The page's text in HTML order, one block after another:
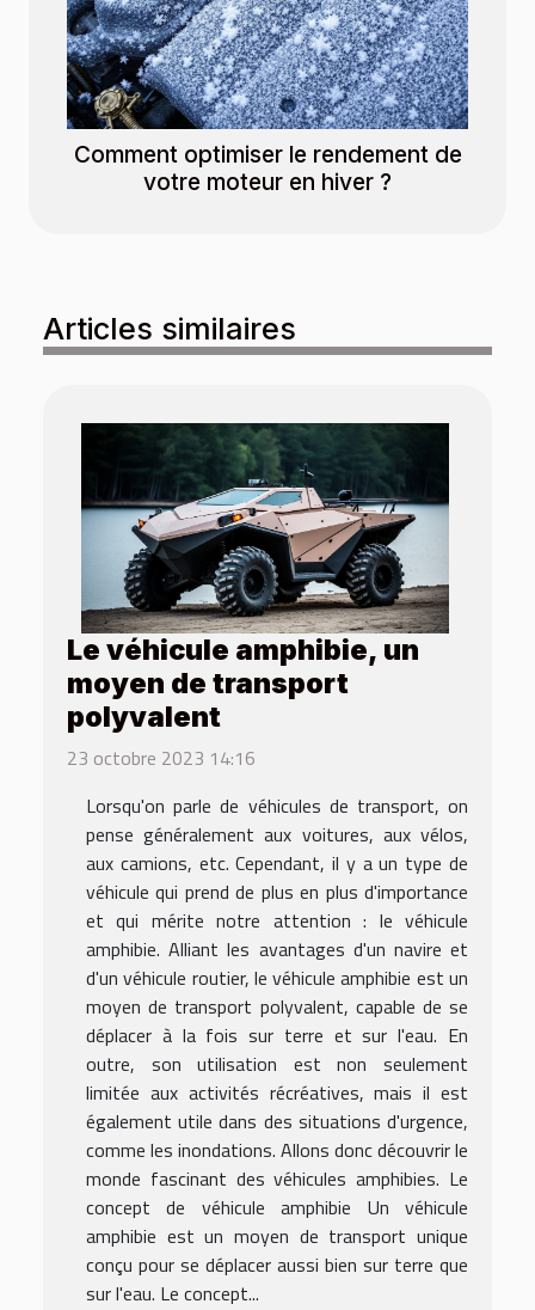
Comment optimiser le rendement de
votre moteur en hiver ?
Articles similaires
Le véhicule amphibie, un
moyen de transport
polyvalent
23 octobre 2023 14:16
Lorsqu'on parle de véhicules de transport, on
pense généralement aux voitures, aux vélos,
aux camions, etc. Cependant, il y a un type de
véhicule qui prend de plus en plus d'importance
et qui mérite notre attention : le véhicule
amphibie. Alliant les avantages d'un navire et
d'un véhicule routier, le véhicule amphibie est un
moyen de transport polyvalent, capable de se
déplacer à la fois sur terre et sur l'eau. En
outre, son utilisation est non seulement
limitée aux activités récréatives, mais il est
également utile dans des situations d'urgence,
comme les inondations. Allons donc découvrir le
monde fascinant des véhicules amphibies. Le
concept de véhicule amphibie Un véhicule
amphibie est un moyen de transport unique
conçu pour se déplacer aussi bien sur terre que
sur l'eau. Le concept...